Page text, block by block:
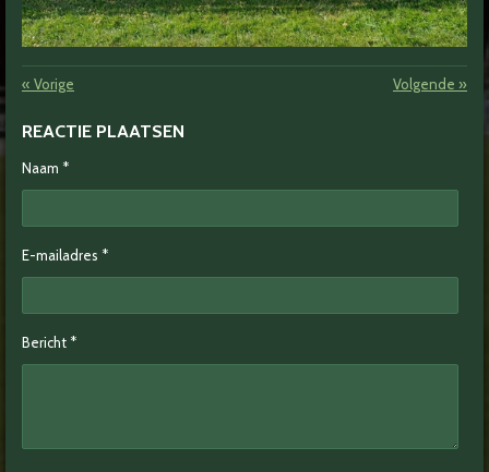
« Vorige Volgende »
REACTIE PLAATSEN
Naam *
E-mailadres *
Bericht *